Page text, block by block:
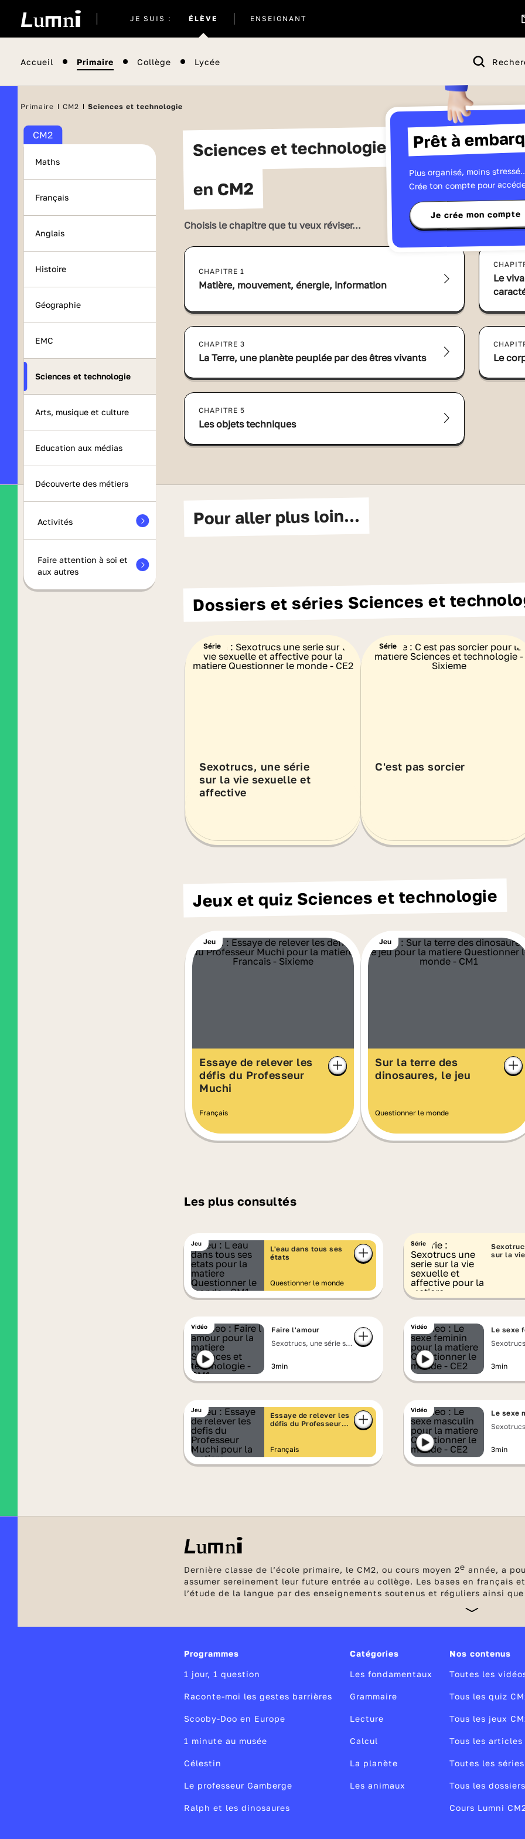
JE SUIS : ÉLÈVE
actuel
ENSEIGNANT
Accueil Primaire Collège Lycée
Prêt à
Plus organisé, moins
Crée ton compte pour
Je crée mon compte
Primaire CM2 Sciences et technologie
CM2
Maths
Français
Anglais
Histoire
Géographie
EMC
Sciences et technologie
Arts, musique et culture
Education aux médias
Découverte des métiers
Activités
Faire attention à soi et
aux autres
Sciences et technologie
en CM2
Choisis le chapitre que tu veux réviser...
CHAPITRE 1
Matière, mouvement, énergie, information
Le
CHAPITRE 3
La Terre, une planète peuplée par des êtres vivants Le
CHAPITRE 5
Les objets techniques
Pour aller plus loin...
Dossiers et séries Sciences et
Série
Sexotrucs, une série
sur la vie sexuelle et
affective
Série
C'est pas sorcier
Jeux et quiz Sciences et technologie
Jeu
Essaye de relever les
défis du Professeur
Muchi
Français
Jeu
Sur la terre des
dinosaures, le jeu
Questionner le monde
Les plus consultés
Jeu
L'eau dans tous ses
états
Questionner le monde
Série
sur la
Vidéo
Faire l'amour
Sexotrucs, une série sur
affective
3min
Vidéo
Le sexe
affective
3min
Jeu
Essaye de relever les
défis du Professeur
Français
Vidéo
Le sexe
affective
3min
Dernière classe de l’école primaire, le CM2, ou cours moyen 2e année, a
assumer sereinement leur future entrée au collège. Les bases en français
l’étude de la langue par des enseignements soutenus et réguliers ainsi
Programmes
1 jour, 1 question
Raconte-moi les gestes barrières
Scooby-Doo en Europe
1 minute au musée
Célestin
Le professeur Gamberge
Ralph et les dinosaures
Catégories
Les fondamentaux
Grammaire
Lecture
Calcul
La planète
Les animaux
Nos contenus
Toutes les
Tous les quiz
Tous les jeux
Tous les articles
Toutes les séries
Tous les
Cours Lumni